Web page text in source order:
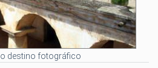
destino fotográfico